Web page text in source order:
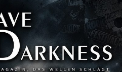
Berichte, Musik